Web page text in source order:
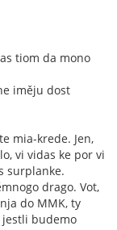
tiom da mono
iměju dost
mia-krede. Jen,
vi vidas ke por vi
surplanke.
drago. Vot,
do MMK, ty
jestli budemo